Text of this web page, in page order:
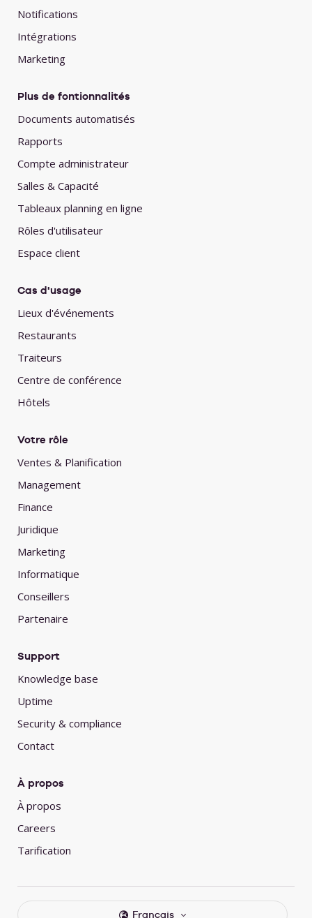
Notifications
Intégrations
Marketing
Plus de fontionnalités
Documents automatisés
Rapports
Compte administrateur
Salles & Capacité
Tableaux planning en ligne
Rôles d'utilisateur
Espace client
Cas d'usage
Lieux d'événements
Restaurants
Traiteurs
Centre de conférence
Hôtels
Votre rôle
Ventes & Planification
Management
Finance
Juridique
Marketing
Informatique
Conseillers
Partenaire
Support
Knowledge base
Uptime
Security & compliance
Contact
À propos
À propos
Careers
Tarification
Français